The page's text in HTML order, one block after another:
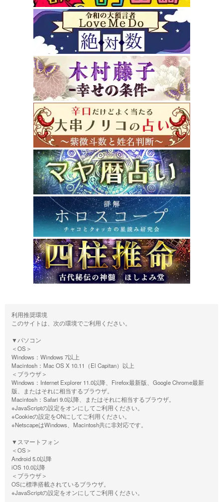
利用推奨環境
このサイトは、次の環境でご利用ください。
▼パソコン
＜OS＞
Windows：Windows 7以上
Macintosh：Mac OS X 10.11（El Capitan）以上
＜ブラウザ＞
Windows：Internet Explorer 11.0以降、Firefox最新版、Google Chrome最新
版、またはそれに相当するブラウザ。
Macintosh：Safari 9.0以降、またはそれに相当するブラウザ。
※JavaScriptの設定をオンにしてご利用ください。
※Cookieの設定をONにしてご利用ください。
※NetscapeはWindows、Macintosh共に非対応です。
▼スマートフォン
＜OS＞
Android 5.0以降
iOS 10.0以降
＜ブラウザ＞
OSに標準搭載されているブラウザ。
※JavaScriptの設定をオンにしてご利用ください。